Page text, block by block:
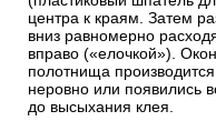
центра к краям. Затем
вниз равномерно
вправо («елочкой»).
полотнища
неровно или появились
до высыхания клея.